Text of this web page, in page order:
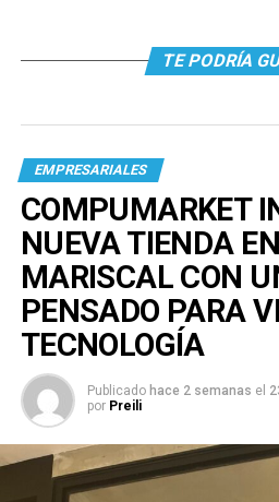
TE PODRÍA
EMPRESARIALES
COMPUMARKET
NUEVA TIENDA
MARISCAL CON
PENSADO PARA
TECNOLOGÍA
Publicado hace 2 semanas el
por Preili